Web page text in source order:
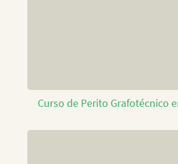
Curso de Perito Grafotécnico